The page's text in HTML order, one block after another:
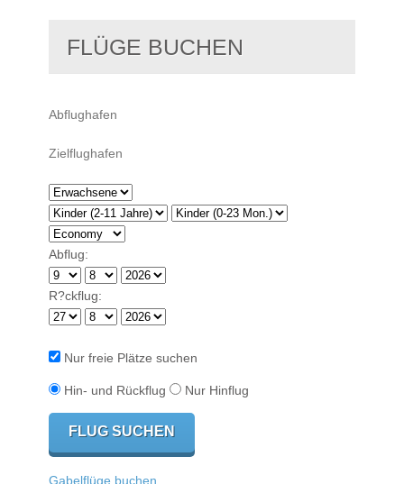
FLÜGE BUCHEN
Abflug:
R?ckflug:
Nur freie Plätze suchen
Hin- und Rückflug Nur Hinflug
Gabelflüge buchen